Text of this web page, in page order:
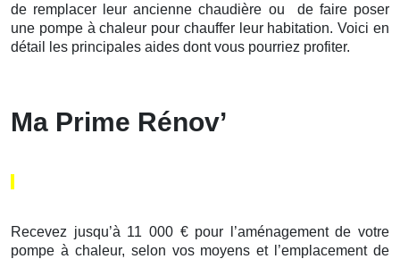
de remplacer leur ancienne chaudière ou de faire poser
une pompe à chaleur pour chauffer leur habitation. Voici en
détail les principales aides dont vous pourriez profiter.
Ma Prime Rénov’
Recevez jusqu’à 11 000 € pour l’aménagement de votre
pompe à chaleur, selon vos moyens et l’emplacement de